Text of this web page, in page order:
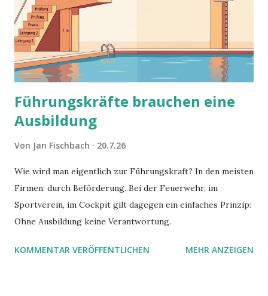
Führungskräfte brauchen eine
Ausbildung
Von Jan Fischbach 20.7.26
Wie wird man eigentlich zur Führungskraft? In den meisten
Firmen: durch Beförderung. Bei der Feuerwehr, im
Sportverein, im Cockpit gilt dagegen ein einfaches Prinzip:
Ohne Ausbildung keine Verantwortung.
KOMMENTAR VERÖFFENTLICHEN MEHR ANZEIGEN